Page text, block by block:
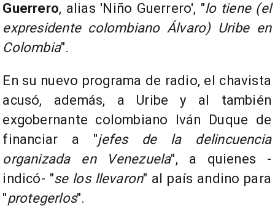
Guerrero, alias 'Niño Guerrero', "lo tiene (el
expresidente colombiano Álvaro) Uribe en
Colombia".
En su nuevo programa de radio, el chavista
acusó, además, a Uribe y al también
exgobernante colombiano Iván Duque de
financiar a "jefes de la delincuencia
organizada en Venezuela", a quienes -
indicó- "se los llevaron" al país andino para
"protegerlos".